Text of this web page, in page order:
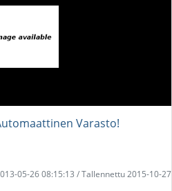
Varasto!
05-26 08:15:13 / Tallennettu 2015-10-27